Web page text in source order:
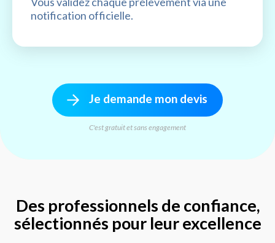
notification officielle.
Je demande mon devis
C'est gratuit et sans engagement
Des professionnels de confiance,
sélectionnés pour leur excellence